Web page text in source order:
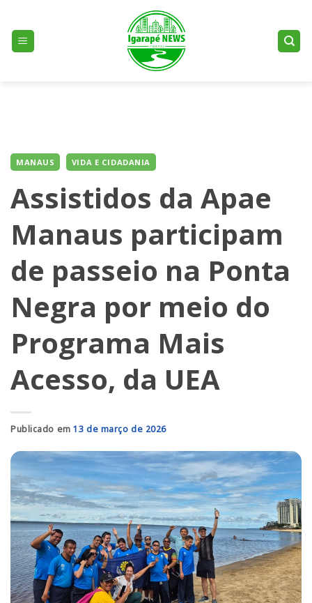
content
MANAUS VIDA E CIDADANIA
Assistidos da Apae
Manaus participam
de passeio na Ponta
Negra por meio do
Programa Mais
Acesso, da UEA
Publicado em13 de março de 2026